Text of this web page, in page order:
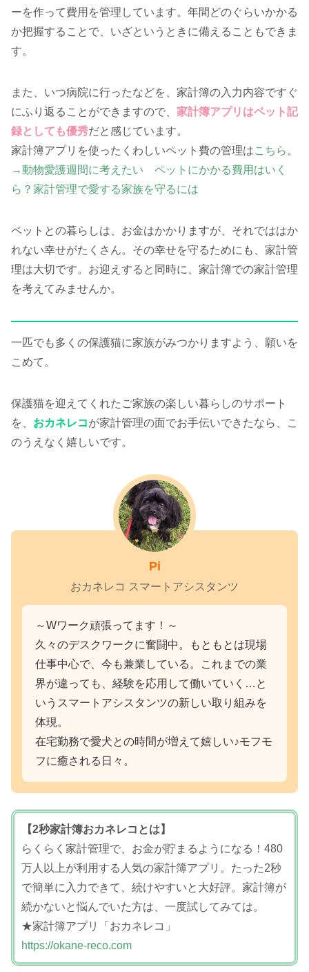
ーを作って費用を管理しています。年間どのぐらいかかる
か把握することで、いざというときに備えることもできま
す。
また、いつ病院に行ったなどを、家計簿の入力内容ですぐ
にふり返ることができますので、 家計簿アプリはペット記
録としても優秀だと感じています。
家計簿アプリを使ったくわしいペット費の管理はこちら 。
→動物愛護週間に考えたい ペットにかかる費用はいく
ら？家計管理で愛する家族を守るには
ペットとの暮らしは、お金はかかりますが、それでははか
れない幸せがたくさん。その幸せを守るためにも、家計管
理は大切です。お迎えすると同時に、家計簿での家計管理
を考えてみませんか。
一匹でも多くの保護猫に家族がみつかりますよう、願いを
こめて。
保護猫を迎えてくれたご家族の楽しい暮らしのサポート
を、 おカネレコが家計管理の面でお手伝いできたなら、こ
のうえなく嬉しいです。
Pi
おカネレコ スマートアシスタンツ
～Wワーク頑張ってます！～
久々のデスクワークに奮闘中。もともとは現場
仕事中心で、今も兼業している。これまでの業
界が違っても、経験を応用して働いていく…と
いうスマートアシスタンツの新しい取り組みを
体現。
在宅勤務で愛犬との時間が増えて嬉しい♪モフモ
フに癒される日々。
【2秒家計簿おカネレコとは】
らくらく家計管理で、お金が貯まるようになる！480
万人以上が利用する人気の家計簿アプリ。たった2秒
で簡単に入力できて、続けやすいと大好評。家計簿が
続かないと悩んでいた方は、一度試してみては。
★家計簿アプリ「おカネレコ」
https://okane-reco.com